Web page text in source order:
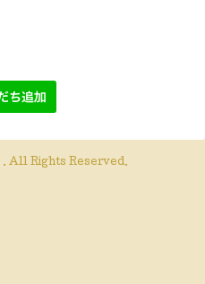
. All Rights Reserved.